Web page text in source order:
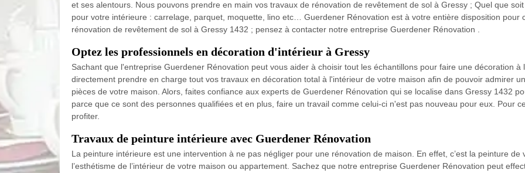
et ses alentours. Nous pouvons prendre en main vos travaux de rénovation de revêtement de sol à Gressy ; Quel que
pour votre intérieure : carrelage, parquet, moquette, lino etc… Guerdener Rénovation est à votre entière disposition pour
rénovation de revêtement de sol à Gressy 1432 ; pensez à contacter notre entreprise Guerdener Rénovation .
Optez les professionnels en décoration d'intérieur à Gressy
Sachant que l'entreprise Guerdener Rénovation peut vous aider à choisir tout les échantillons pour faire une décoration
directement prendre en charge tout vos travaux en décoration total à l'intérieur de votre maison afin de pouvoir admirer
pièces de votre maison. Alors, faites confiance aux experts de Guerdener Rénovation qui se localise dans Gressy 1432
parce que ce sont des personnes qualifiées et en plus, faire un travail comme celui-ci n'est pas nouveau pour eux. Pour
profiter.
Travaux de peinture intérieure avec Guerdener Rénovation
La peinture intérieure est une intervention à ne pas négliger pour une rénovation de maison. En effet, c’est la peinture
l’esthétisme de l’intérieur de votre maison ou appartement. Sachez que notre entreprise Guerdener Rénovation peut